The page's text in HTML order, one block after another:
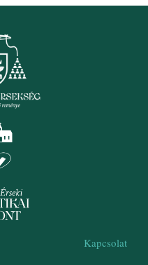
Kapcsolat